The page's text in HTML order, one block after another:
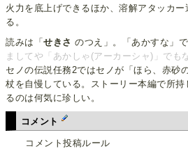
火力を底上げできるほか、溶解アタッカ
る。
読みは「せきさ のつえ」。「あかすな」
ましてや「あかしゃ(アーカーシャ)」でも
セノの伝説任務2ではセノが「ほら、赤砂
杖を自慢している。ストーリー本編で所
るのは何気に珍しい。
コメント
コメント投稿ルール